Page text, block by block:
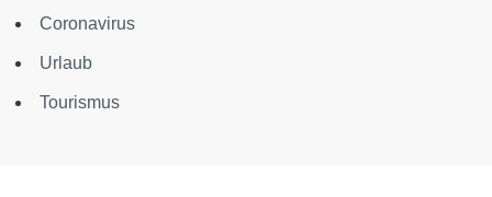
Coronavirus
Urlaub
Tourismus